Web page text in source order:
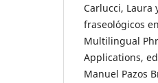
Carlucci, Laura
fraseológicos
Multilingual
Applications,
Manuel Pazos